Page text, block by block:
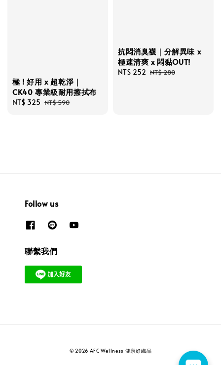
極 ! 好用 x 超乾淨｜
CK40 專業級耐用擦拭布
Sale
NT$ 325 Regular
NT$ 590
抗悶消臭襪｜分解異味 x
極速清爽 x 悶黏OUT!
Sale
NT$ 252 Regular
NT$ 280
Follow us
聯繫我們
© 2026 AFC Wellness 健康好織品